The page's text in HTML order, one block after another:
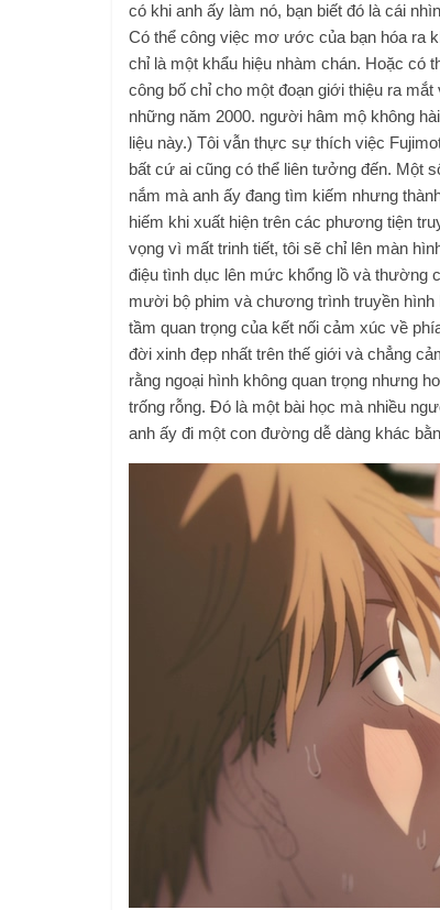
có khi anh ấy làm nó, bạn biết đó là cái
Có thể công việc mơ ước của bạn hóa ra
chỉ là một khẩu hiệu nhàm chán. Hoặc có
công bố chỉ cho một đoạn giới thiệu ra
những năm 2000. người hâm mộ không
liệu này.) Tôi vẫn thực sự thích việc
bất cứ ai cũng có thể liên tưởng đến. Một
nắm mà anh ấy đang tìm kiếm nhưng
hiếm khi xuất hiện trên các phương tiện
vọng vì mất trinh tiết, tôi sẽ chỉ lên màn
điệu tình dục lên mức khổng lồ và thường
mười bộ phim và chương trình truyền hình
tầm quan trọng của kết nối cảm xúc về
đời xinh đẹp nhất trên thế giới và chẳng
rằng ngoại hình không quan trọng nhưng
trống rỗng. Đó là một bài học mà nhiều
anh ấy đi một con đường dễ dàng khác